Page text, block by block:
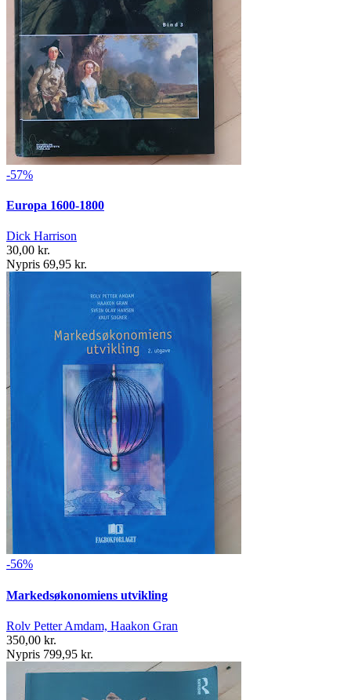
-57%
Europa 1600-1800
Dick Harrison
30,00 kr.
Nypris 69,95 kr.
-56%
Markedsøkonomiens utvikling
Rolv Petter Amdam, Haakon Gran
350,00 kr.
Nypris 799,95 kr.